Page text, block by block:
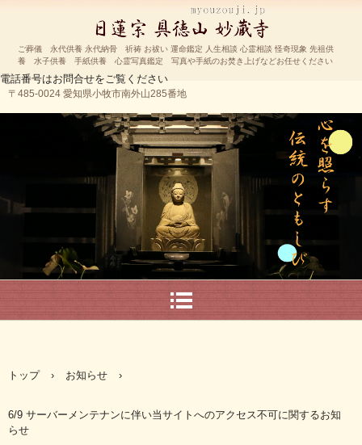
ご葬儀 永代供養 永代納骨 祈祷 お祓い 運命鑑定 人生相談 心霊相談 怪奇現象 先祖供
養 水子供養 手紙供養 心霊写真鑑定 写真や手紙のお焚き上げなどお任せください
電話番号はお問合せをご覧ください
〒485-0024 愛知県小牧市南外山285番地
トップ › お知らせ ›
6/9 サーバーメンテナンに伴い当サイトへのアクセス不可に関するお知
らせ